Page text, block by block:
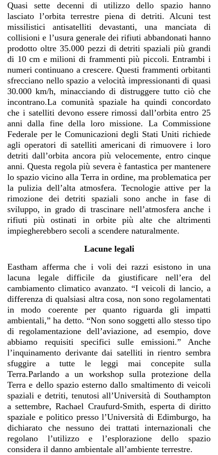
Quasi sette decenni di utilizzo dello spazio hanno
lasciato l’orbita terrestre piena di detriti. Alcuni test
missilistici antisatelliti devastanti, una manciata di
collisioni e l’usura generale dei rifiuti abbandonati hanno
prodotto oltre 35.000 pezzi di detriti spaziali più grandi
di 10 cm e milioni di frammenti più piccoli. Entrambi i
numeri continuano a crescere. Questi frammenti orbitanti
sfrecciano nello spazio a velocità impressionanti di quasi
30.000 km/h, minacciando di distruggere tutto ciò che
incontrano.La comunità spaziale ha quindi concordato
che i satelliti devono essere rimossi dall’orbita entro 25
anni dalla fine della loro missione. La Commissione
Federale per le Comunicazioni degli Stati Uniti richiede
agli operatori di satelliti americani di rimuovere i loro
detriti dall’orbita ancora più velocemente, entro cinque
anni. Questa regola più severa è fantastica per mantenere
lo spazio vicino alla Terra in ordine, ma problematica per
la pulizia dell’alta atmosfera. Tecnologie attive per la
rimozione dei detriti spaziali sono anche in fase di
sviluppo, in grado di trascinare nell’atmosfera anche i
rifiuti più ostinati in orbite più alte che altrimenti
impiegherebbero secoli a scendere naturalmente.
Lacune legali
Eastham afferma che i voli dei razzi esistono in una
lacuna legale difficile da giustificare nell’era del
cambiamento climatico avanzato. “I veicoli di lancio, a
differenza di qualsiasi altra cosa, non sono regolamentati
in modo coerente per quanto riguarda gli impatti
ambientali,” ha detto. “Non sono soggetti allo stesso tipo
di regolamentazione dell’aviazione, ad esempio, dove
abbiamo requisiti specifici sulle emissioni.” Anche
l’inquinamento derivante dai satelliti in rientro sembra
sfuggire a tutte le leggi mai concepite sulla
Terra.Parlando a un workshop sulla protezione della
Terra e dello spazio esterno dallo smaltimento di veicoli
spaziali e detriti, tenutosi all’Università di Southampton
a settembre, Rachael Craufurd-Smith, esperta di diritto
spaziale e politico presso l’Università di Edimburgo, ha
dichiarato che nessuno dei trattati internazionali che
regolano l’utilizzo e l’esplorazione dello spazio
considera il danno ambientale all’ambiente terrestre.